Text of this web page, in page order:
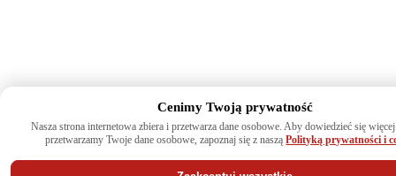
Cenimy Twoją prywatność
Nasza strona internetowa zbiera i przetwarza dane osobowe. Aby dowiedzieć się
przetwarzamy Twoje dane osobowe, zapoznaj się z nasząPolityką prywatności i